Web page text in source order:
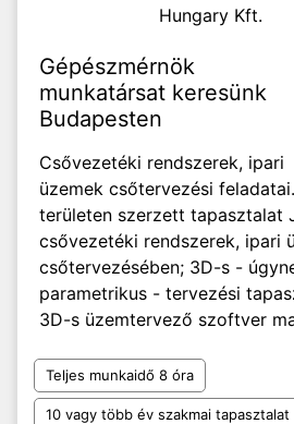
Hungary Kft.
Gépészmérnök
munkatársat keresünk
Budapesten
Csővezetéki rendszerek, ipari
üzemek csőtervezési
területen szerzett tapasztalat
csővezetéki rendszerek, ipari
csőtervezésében; 3D-s -
parametrikus - tervezési
3D-s üzemtervező szoftver
Teljes munkaidő 8 óra
10 vagy több év szakmai tapasztalat